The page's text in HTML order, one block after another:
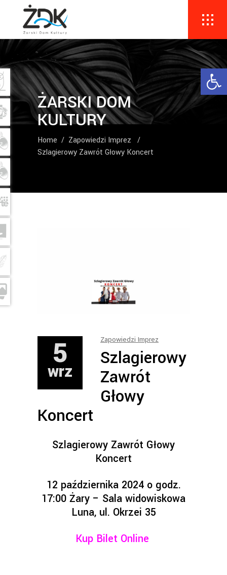
ŻARSKI DOM
KULTURY
Home / Zapowiedzi Imprez
/
Szlagierowy Zawrót Głowy Koncert
5
wrz
Zapowiedzi Imprez
Szlagierowy
Zawrót
Głowy
Koncert
Szlagierowy Zawrót Głowy
Koncert
12 października 2024 o godz.
17:00 Żary – Sala widowiskowa
Luna, ul. Okrzei 35
Kup Bilet Online